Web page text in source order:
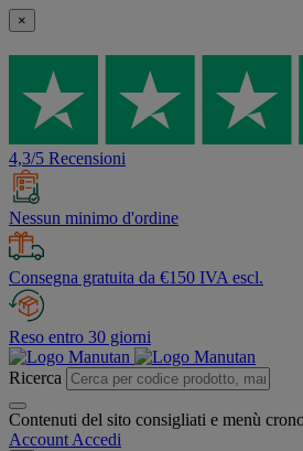
×
4,3/5 Recensioni
Nessun minimo d'ordine
Consegna gratuita da €150 IVA escl.
Reso entro 30 giorni
Ricerca
Contenuti del sito consigliati e menù
Account Accedi